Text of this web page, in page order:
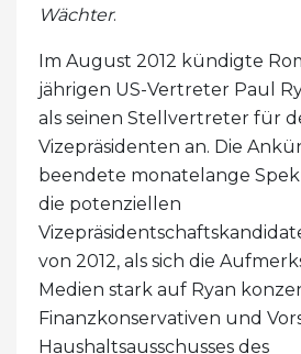
Wächter.
Im August 2012 kündigte
jährigen US-Vertreter Paul
als seinen Stellvertreter für
Vizepräsidenten an. Die
beendete monatelange
die potenziellen
von 2012, als sich die
Medien stark auf Ryan
Finanzkonservativen und
Haushaltsausschusses des